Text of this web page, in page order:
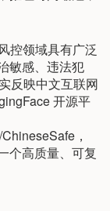
控领域具有广泛
敏感、违法犯
反映中文互联网
开源平
，
个高质量、可复